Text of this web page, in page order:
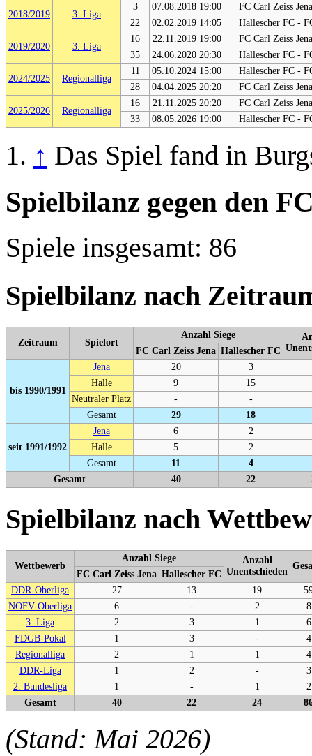
2018/2019 3. Liga
3 07.08.2018 19:00
FC Carl Zeiss
22
02.02.2019 14:05 Hallescher FC -
2019/2020 3. Liga
16 22.11.2019 19:00
FC Carl Zeiss
35
24.06.2020 20:30 Hallescher FC -
2024/2025 Regionalliga
11 05.10.2024 15:00
Hallescher FC -
28
04.04.2025 20:20 FC Carl Zeiss
2025/2026 Regionalliga
16 21.11.2025 20:20
FC Carl Zeiss
33
08.05.2026 19:00 Hallescher FC -
↑ Das Spiel fand in
Spielbilanz gegen den
Spiele insgesamt: 86
Spielbilanz nach
Zeitraum Spielort
Anzahl Siege
FC Carl Zeiss Jena Hallescher FC
bis 1990/1991
Jena 20
3
Halle
9 15
Neutraler Platz
-
-
Gesamt
29 18
seit 1991/1992
Jena 6
2
Halle
5
2
Gesamt
11
4
Gesamt
40 22
Spielbilanz nach
Wettbewerb
Anzahl Siege
Anzahl
Unentschieden
FC Carl Zeiss Jena Hallescher FC
DDR-Oberliga
27 13 19
NOFV-Oberliga
6 - 2
8
3. Liga
2 3 1
6
FDGB-Pokal
1 3 -
4
Regionalliga
2 1 1
4
DDR-Liga
1 2 -
3
2. Bundesliga
1 - 1
2
Gesamt
40 22 24
(Stand: Mai 2026)